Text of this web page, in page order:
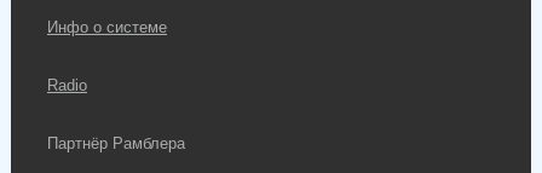
Инфо о системе
Radio
Партнёр Рамблера